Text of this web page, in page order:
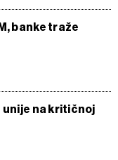
banke traže
unije na kritičnoj